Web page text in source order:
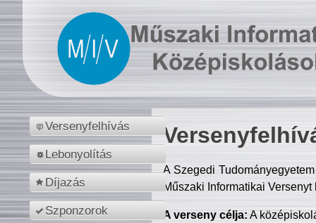
Versenyfelhívás
Lebonyolítás
Díjazás
Szponzorok
A Szegedi
Műszaki Informatikai
A verseny célja: A